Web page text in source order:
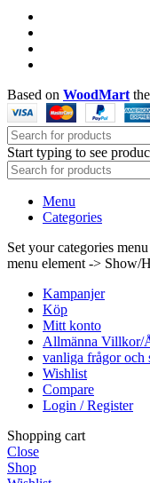
alternativen
kan
väljas
på
Based on WoodMart
Start typing to see
Menu
Categories
Set your categories
menu element -> Show/
Kampanjer
Köp
Mitt konto
Allmänna Villkor/
vanliga frågor och
Wishlist
Compare
Login / Register
Shopping cart
Close
Shop